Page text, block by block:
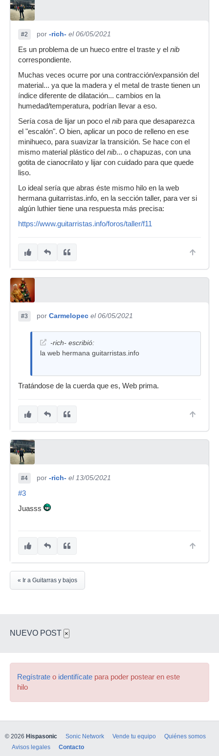
#2 por -rich- el 06/05/2021
Es un problema de un hueco entre el traste y el nib
correspondiente.
Muchas veces ocurre por una contracción/expansión del
material... ya que la madera y el metal de traste tienen un
índice diferente de dilatación... cambios en la
humedad/temperatura, podrían llevar a eso.
Sería cosa de lijar un poco el nib para que desaparezca
el "escalón". O bien, aplicar un poco de relleno en ese
minihueco, para suavizar la transición. Se hace con el
mismo material plástico del nib... o chapuzas, con una
gotita de cianocrilato y lijar con cuidado para que quede
liso.
Lo ideal sería que abras éste mismo hilo en la web
hermana guitarristas.info, en la sección taller, para ver si
algún luthier tiene una respuesta más precisa:
https://www.guitarristas.info/foros/taller/f11
#3 por Carmelopec el 06/05/2021
-rich- escribió:
la web hermana guitarristas.info
Tratándose de la cuerda que es, Web prima.
#4 por -rich- el 13/05/2021
#3
Juasss
« Ir a Guitarras y bajos
NUEVO POST ×
Regístrate o identifícate para poder postear en este
hilo
© 2026 Hispasonic Sonic Network Vende tu equipo
Quiénes somos
Avisos legales
Contacto